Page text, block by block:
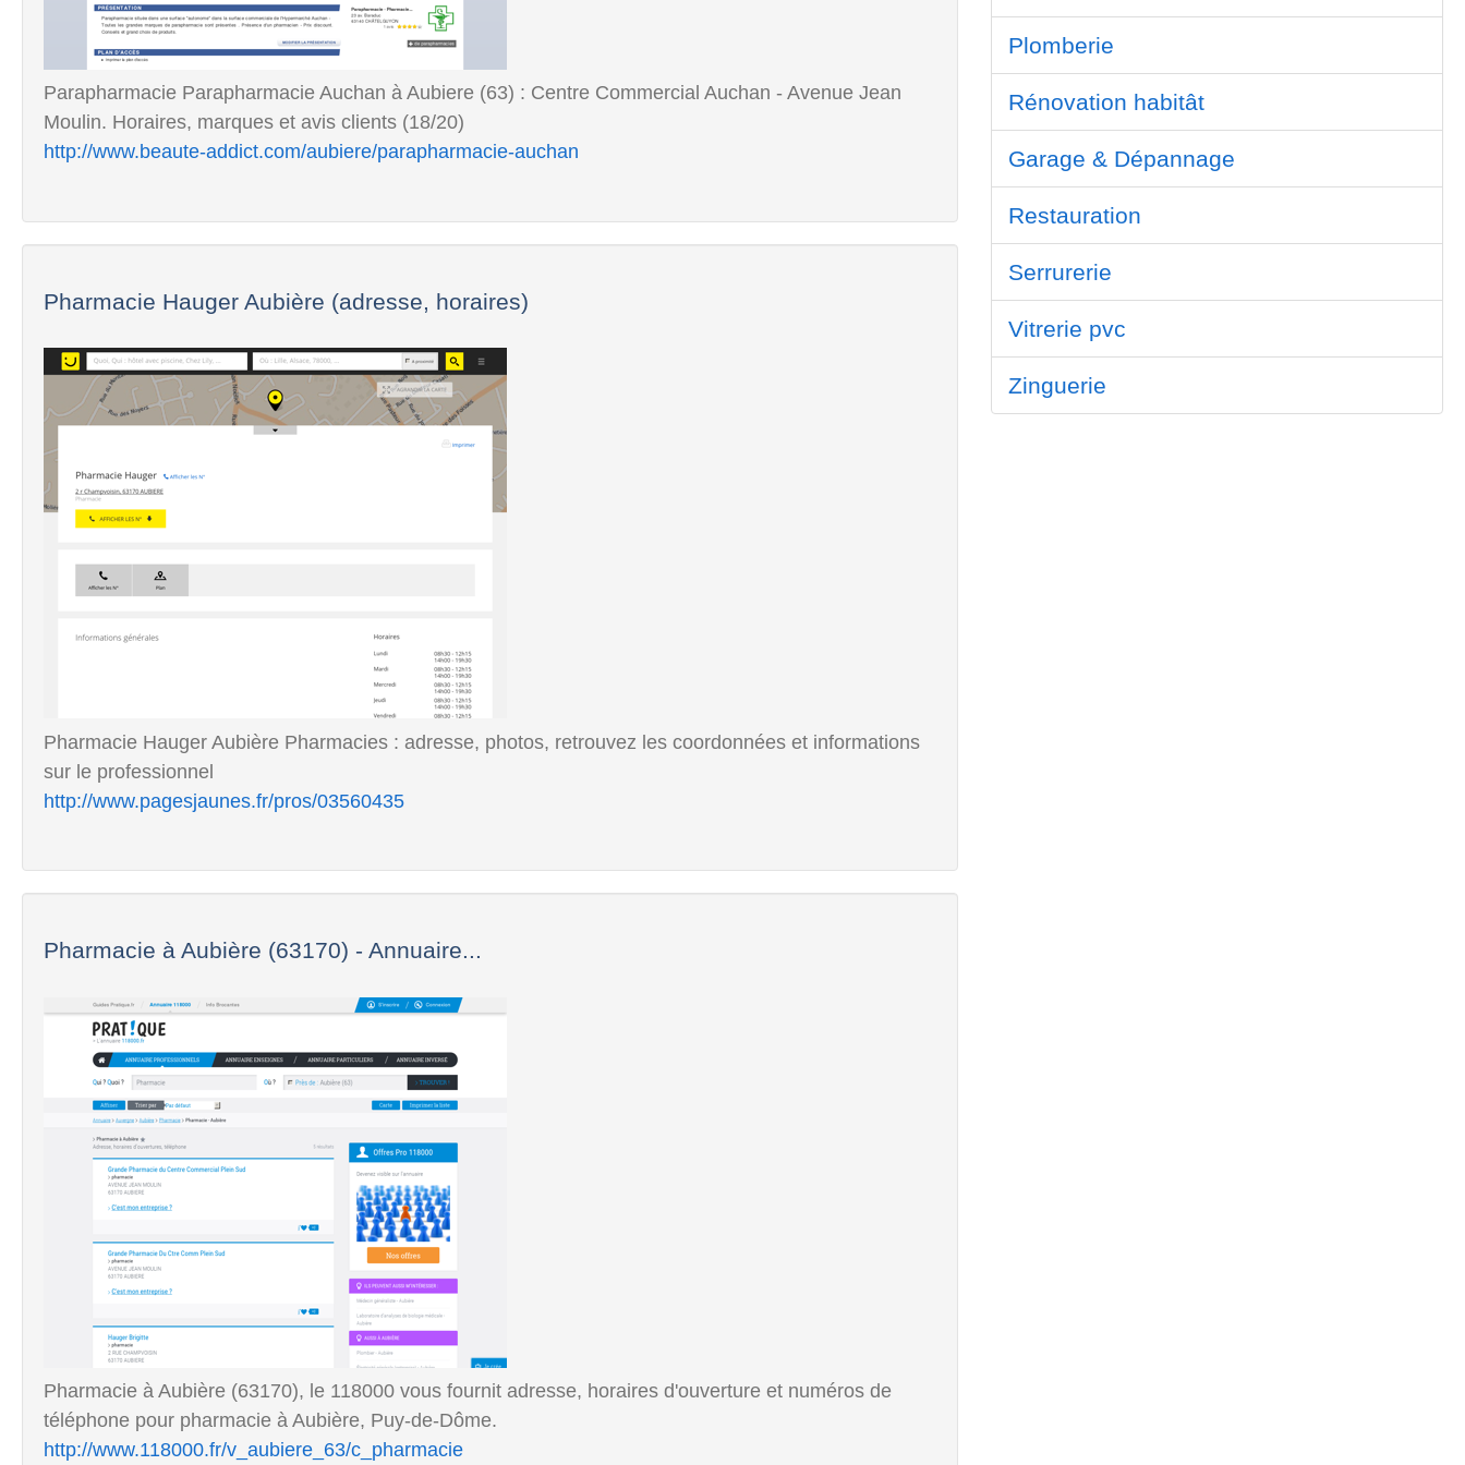
Parapharmacie Parapharmacie Auchan à Aubiere (63) : Centre Commercial Auchan - Avenue Jean
Moulin. Horaires, marques et avis clients (18/20)
http://www.beaute-addict.com/aubiere/parapharmacie-auchan
Pharmacie Hauger Aubière (adresse, horaires)
Pharmacie Hauger Aubière Pharmacies : adresse, photos, retrouvez les coordonnées et informations
sur le professionnel
http://www.pagesjaunes.fr/pros/03560435
Pharmacie à Aubière (63170) - Annuaire...
Pharmacie à Aubière (63170), le 118000 vous fournit adresse, horaires d'ouverture et numéros de
téléphone pour pharmacie à Aubière, Puy-de-Dôme.
http://www.118000.fr/v_aubiere_63/c_pharmacie
Plomberie
Rénovation habitât
Garage & Dépannage
Restauration
Serrurerie
Vitrerie pvc
Zinguerie